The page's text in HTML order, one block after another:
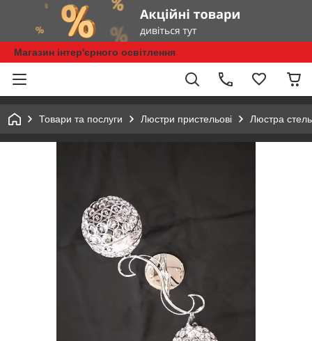
Магазин інтер'єрного освітлення
Товари та послуги Люстри пристельові Люстра